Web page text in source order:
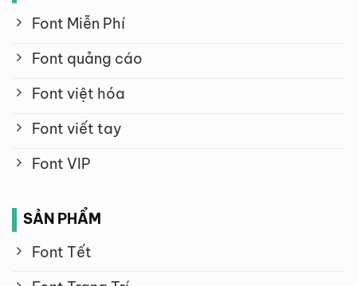
Font Miễn Phí
Font quảng cáo
Font việt hóa
Font viết tay
Font VIP
SẢN PHẨM
Font Tết